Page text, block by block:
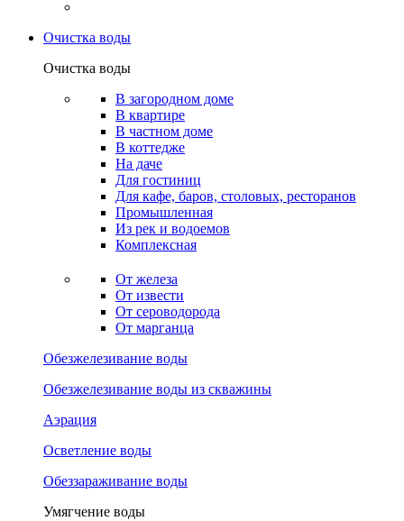
Очистка воды
Очистка воды
В загородном доме
В квартире
В частном доме
В коттедже
На даче
Для гостиниц
Для кафе, баров, столовых, ресторанов
Промышленная
Из рек и водоемов
Комплексная
От железа
От извести
От сероводорода
От марганца
Обезжелезивание воды
Обезжелезивание воды из скважины
Аэрация
Осветление воды
Обеззараживание воды
Умягчение воды